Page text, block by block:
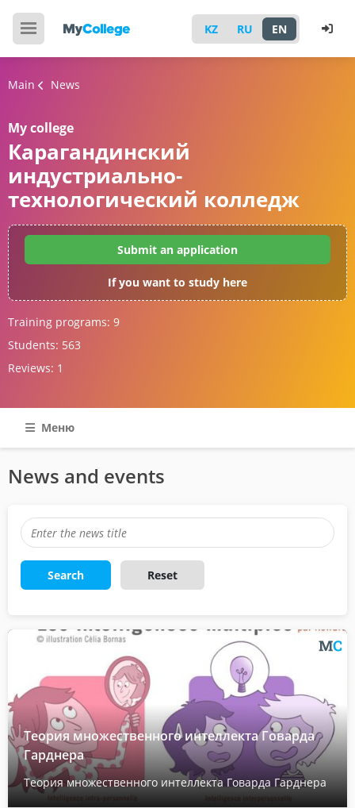
KZ RU EN
Main News
My college
Карагандинский
индустриально-
технологический колледж
Submit an application
If you want to study here
Training programs: 9
Students: 563
Reviews: 1
Меню
News and events
Search Reset
Теория множественного интеллекта Говарда
Гарднера
Теория множественного интеллекта Говарда Гарднера